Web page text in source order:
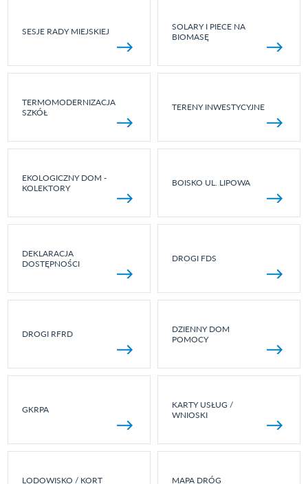
SESJE RADY MIEJSKIEJ
SOLARY I PIECE NA
BIOMASĘ
TERMOMODERNIZACJA
SZKÓŁ
TERENY INWESTYCYJNE
EKOLOGICZNY DOM -
KOLEKTORY
BOISKO UL. LIPOWA
DEKLARACJA
DOSTĘPNOŚCI
DROGI FDS
DROGI RFRD
DZIENNY DOM
POMOCY
GKRPA
KARTY USŁUG /
WNIOSKI
LODOWISKO / KORT MAPA DRÓG